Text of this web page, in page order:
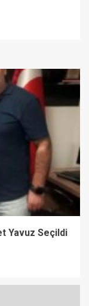
Yavuz Seçildi